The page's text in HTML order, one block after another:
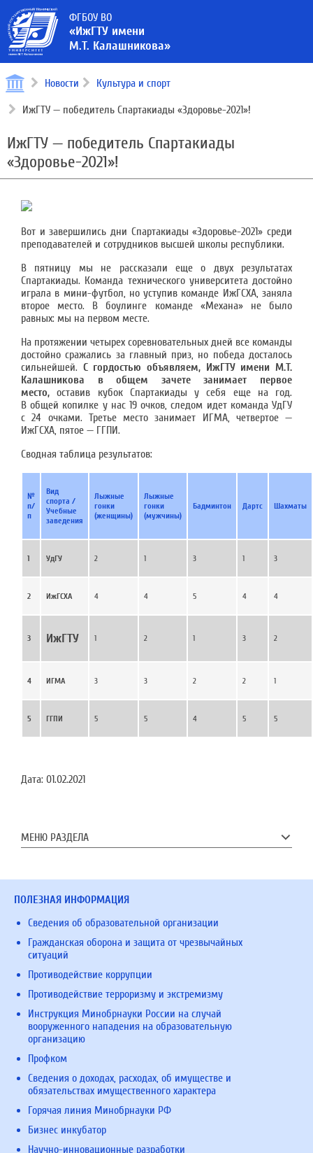
ФГБОУ ВО
«ИжГТУ имени
М.Т. Калашникова»
Новости Культура и спорт
ИжГТУ — победитель Спартакиады «Здоровье-2021»!
ИжГТУ — победитель Спартакиады
«Здоровье-2021»!
Вот и завершились дни Спартакиады «Здоровье-2021» среди
преподавателей и сотрудников высшей школы республики.
В пятницу мы не рассказали еще о двух результатах
Спартакиады. Команда технического университета достойно
играла в мини-футбол, но уступив команде ИжГСХА, заняла
второе место. В боулинге команде «Механа» не было
равных: мы на первом месте.
На протяжении четырех соревновательных дней все команды
достойно сражались за главный приз, но победа досталось
сильнейшей. С гордостью объявляем, ИжГТУ имени М.Т.
Калашникова в общем зачете занимает первое
место, оставив кубок Спартакиады у себя еще на год.
В общей копилке у нас 19 очков, следом идет команда УдГУ
с 24 очками. Третье место занимает ИГМА, четвертое —
ИжГСХА, пятое — ГГПИ.
Сводная таблица результатов:
№
п/
п
Вид
спорта /
Учебные
заведения
Лыжные
гонки
(женщины)
Лыжные
гонки
(мужчины)
Бадминтон Дартс Шахматы
1 УдГУ 2 1 3 1 3
2 ИжГСХА 4 4 5 4 4
3 ИжГТУ 1 2 1 3 2
4 ИГМА 3 3 2 2 1
5 ГГПИ 5 5 4 5 5
Дата: 01.02.2021
МЕНЮ РАЗДЕЛА
ПОЛЕЗНАЯ ИНФОРМАЦИЯ
Сведения об образовательной организации
Гражданская оборона и защита от чрезвычайных
ситуаций
Противодействие коррупции
Противодействие терроризму и экстремизму
Инструкция Минобрнауки России на случай
вооруженного нападения на образовательную
организацию
Профком
Сведения о доходах, расходах, об имуществе и
обязательствах имущественного характера
Горячая линия Минобрнауки РФ
Бизнес инкубатор
Научно-инновационные разработки